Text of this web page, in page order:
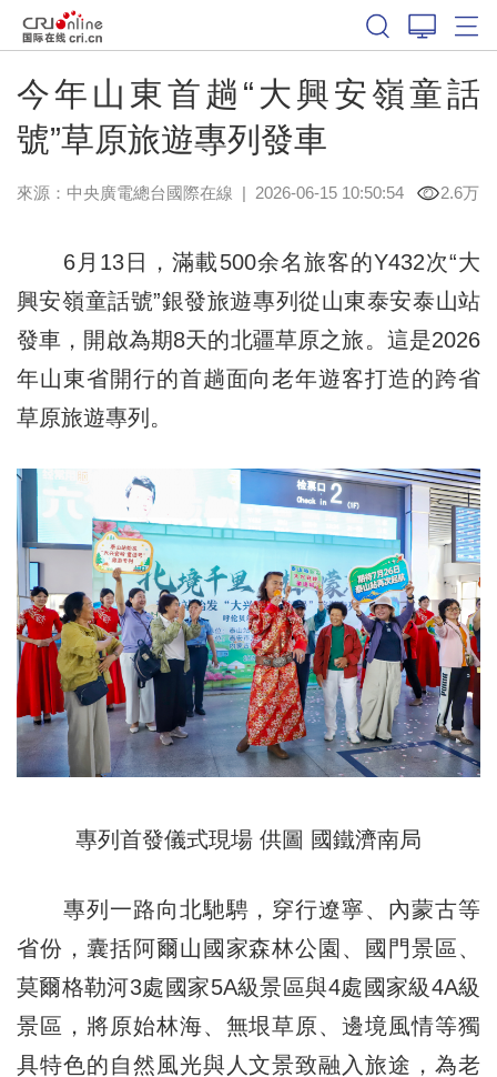
今年山東首趟“大興安嶺童話
號”草原旅遊專列發車
來源：中央廣電總台國際在線 | 2026-06-15 10:50:54 2.6万
6月13日，滿載500余名旅客的Y432次“大
興安嶺童話號”銀發旅遊專列從山東泰安泰山站
發車，開啟為期8天的北疆草原之旅。這是2026
年山東省開行的首趟面向老年遊客打造的跨省
草原旅遊專列。
專列首發儀式現場 供圖 國鐵濟南局
專列一路向北馳騁，穿行遼寧、內蒙古等
省份，囊括阿爾山國家森林公園、國門景區、
莫爾格勒河3處國家5A級景區與4處國家級4A級
景區，將原始林海、無垠草原、邊境風情等獨
具特色的自然風光與人文景致融入旅途，為老